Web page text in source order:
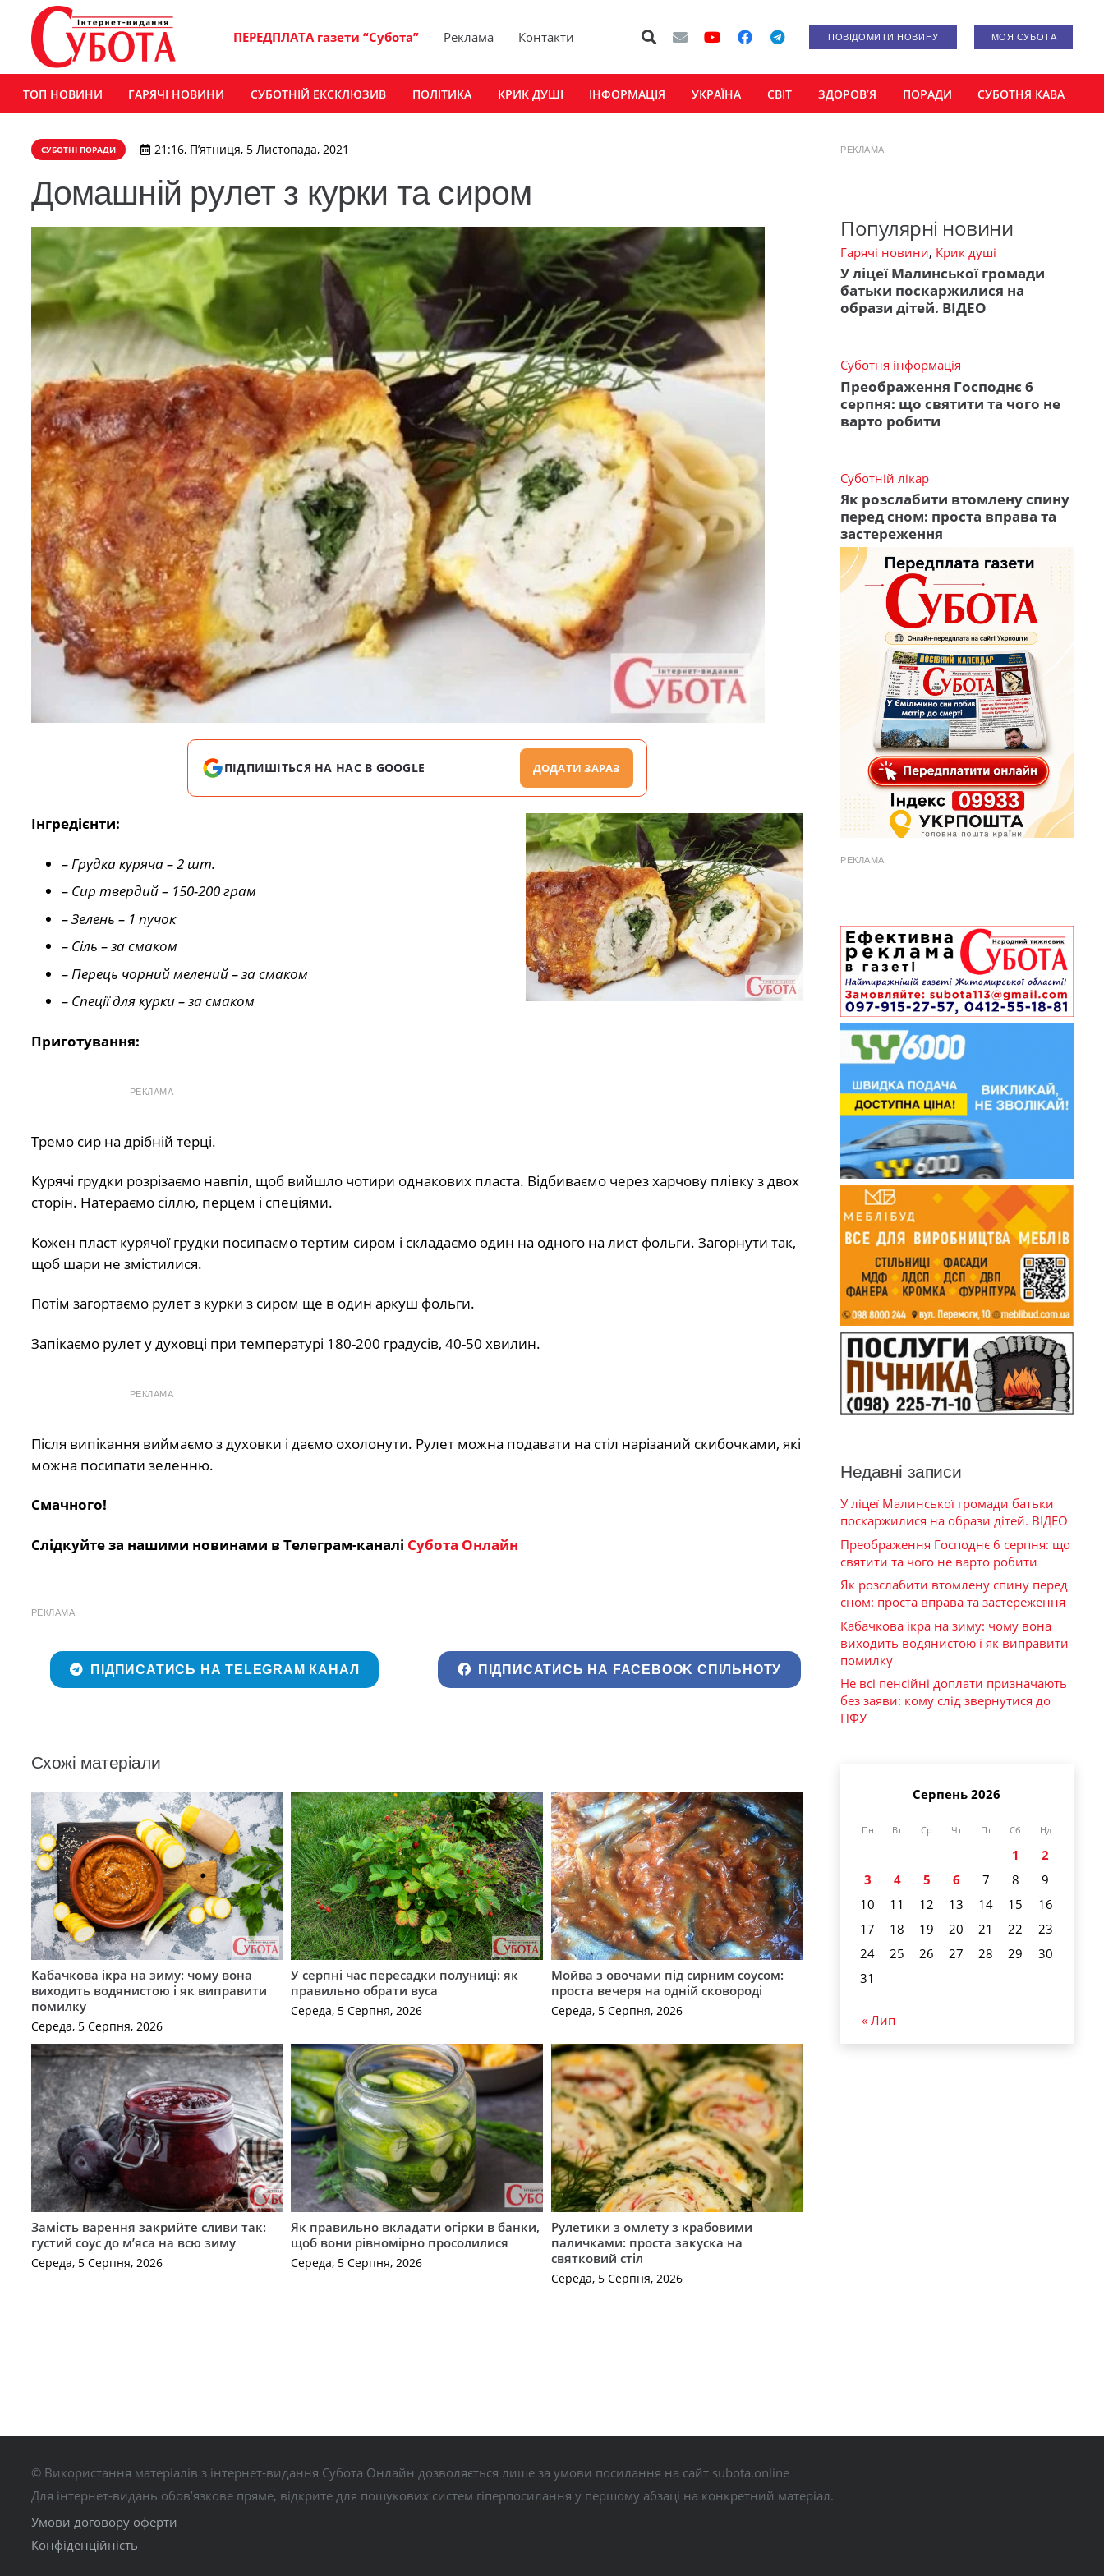
ПЕРЕДПЛАТА газети “Субота” Реклама Контакти ПОВІДОМИТИ НОВИНУ МОЯ СУБОТА
ТОП НОВИНИ ГАРЯЧІ НОВИНИ СУБОТНІЙ ЕКСКЛЮЗИВ ПОЛІТИКА КРИК ДУШІ ІНФОРМАЦІЯ УКРАЇНА СВІТ ЗДОРОВ’Я ПОРАДИ СУБОТНЯ КАВА
СУБОТНІ ПОРАДИ 21:16, П’ятниця, 5 Листопада, 2021
Домашній рулет з курки та сиром
ПІДПИШІТЬСЯ НА НАС В GOOGLE ДОДАТИ ЗАРАЗ
Інгредієнти:
– Грудка куряча – 2 шт.
– Сир твердий – 150-200 грам
– Зелень – 1 пучок
– Сіль – за смаком
– Перець чорний мелений – за смаком
– Спеції для курки – за смаком
Приготування:
РЕКЛАМА
Тремо сир на дрібній терці.
Курячі грудки розрізаємо навпіл, щоб вийшло чотири однакових пласта. Відбиваємо через харчову плівку з двох
сторін. Натераємо сіллю, перцем і спеціями.
Кожен пласт курячої грудки посипаємо тертим сиром і складаємо один на одного на лист фольги. Загорнути так,
щоб шари не змістилися.
Потім загортаємо рулет з курки з сиром ще в один аркуш фольги.
Запікаємо рулет у духовці при температурі 180-200 градусів, 40-50 хвилин.
РЕКЛАМА
Після випікання виймаємо з духовки і даємо охолонути. Рулет можна подавати на стіл нарізаний скибочками, які
можна посипати зеленню.
Смачного!
Слідкуйте за нашими новинами в Телеграм-каналі Субота Онлайн
РЕКЛАМА
ПІДПИСАТИСЬ НА TELEGRAM КАНАЛ ПІДПИСАТИСЬ НА FACEBOOK СПІЛЬНОТУ
Схожі матеріали
Кабачкова ікра на зиму: чому вона
виходить водянистою і як виправити
помилку
Середа, 5 Серпня, 2026
У серпні час пересадки полуниці: як
правильно обрати вуса
Середа, 5 Серпня, 2026
Мойва з овочами під сирним соусом:
проста вечеря на одній сковороді
Середа, 5 Серпня, 2026
Замість варення закрийте сливи так:
густий соус до м’яса на всю зиму
Середа, 5 Серпня, 2026
Як правильно вкладати огірки в банки,
щоб вони рівномірно просолилися
Середа, 5 Серпня, 2026
Рулетики з омлету з крабовими
паличками: проста закуска на
святковий стіл
Середа, 5 Серпня, 2026
РЕКЛАМА
Популярні новини
Гарячі новини, Крик душі
У ліцеї Малинської громади
батьки поскаржилися на
образи дітей. ВІДЕО
Суботня інформація
Преображення Господнє 6
серпня: що святити та чого не
варто робити
Суботній лікар
Як розслабити втомлену спину
перед сном: проста вправа та
застереження
РЕКЛАМА
Недавні записи
У ліцеї Малинської громади батьки
поскаржилися на образи дітей. ВІДЕО
Преображення Господнє 6 серпня: що
святити та чого не варто робити
Як розслабити втомлену спину перед
сном: проста вправа та застереження
Кабачкова ікра на зиму: чому вона
виходить водянистою і як виправити
помилку
Не всі пенсійні доплати призначають
без заяви: кому слід звернутися до
ПФУ
Серпень 2026
Пн Вт Ср Чт Пт Сб Нд
1
2
3
4 5 6 7 8
9
10
11 12 13 14 15
16
17
18 19 20 21 22
23
24
25 26 27 28 29
30
31
« Лип
© Використання матеріалів з інтернет-видання Субота Онлайн дозволяється лише за умови посилання на сайт subota.online
Для інтернет-видань обов’язкове пряме, відкрите для пошукових систем гіперпосилання у першому абзаці на конкретний матеріал.
Умови договору оферти
Конфіденційність